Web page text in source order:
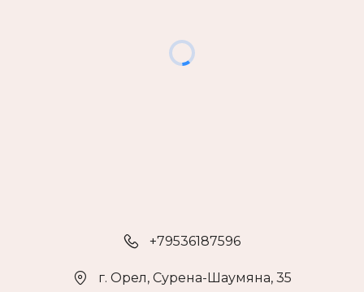
г. Орел, Сурена-Шаумяна, 35
+79536187596